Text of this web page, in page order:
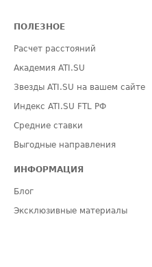
ПОЛЕЗНОЕ
Расчет расстояний
Академия ATI.SU
Звезды ATI.SU на вашем сайте
Индекс ATI.SU FTL РФ
Средние ставки
Выгодные направления
ИНФОРМАЦИЯ
Блог
Эксклюзивные материалы